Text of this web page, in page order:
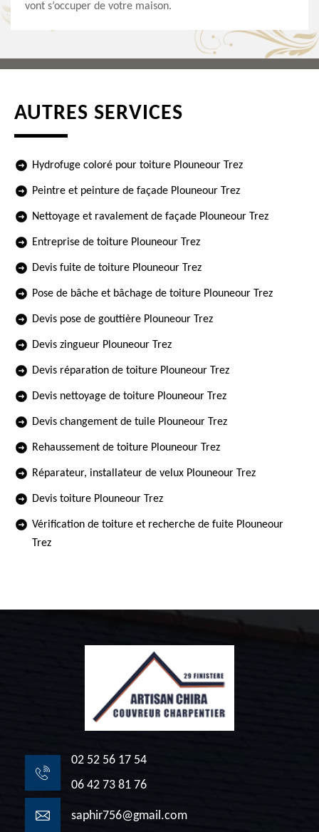
vont s’occuper de votre maison.
AUTRES SERVICES
Hydrofuge coloré pour toiture Plouneour Trez
Peintre et peinture de façade Plouneour Trez
Nettoyage et ravalement de façade Plouneour Trez
Entreprise de toiture Plouneour Trez
Devis fuite de toiture Plouneour Trez
Pose de bâche et bâchage de toiture Plouneour Trez
Devis pose de gouttière Plouneour Trez
Devis zingueur Plouneour Trez
Devis réparation de toiture Plouneour Trez
Devis nettoyage de toiture Plouneour Trez
Devis changement de tuile Plouneour Trez
Rehaussement de toiture Plouneour Trez
Réparateur, installateur de velux Plouneour Trez
Devis toiture Plouneour Trez
Vérification de toiture et recherche de fuite Plouneour
Trez
02 52 56 17 54
06 42 73 81 76
saphir756@gmail.com